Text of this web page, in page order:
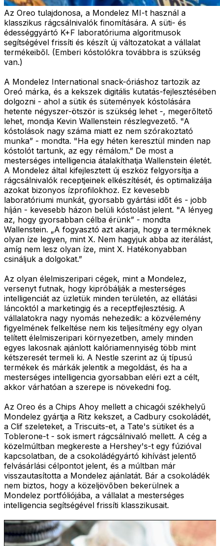
Az Oreo tulajdonosa, a Mondelez MI-t használ a
klasszikus rágcsálnivalók finomítására. A süti- és
édességgyártó K+F laboratóriuma algoritmusok
segítségével frissíti és készít új változatokat a vállalat
termékeiből. (Emberi kóstolókra továbbra is szükség
van.)
A Mondelez International snack-óriáshoz tartozik az
Oreó márka, és a kekszek digitális kutatás-fejlesztésében
dolgozni - ahol a sütik és sütemények kóstolására
hetente négyszer-ötször is szükség lehet -, megerőltető
lehet, mondja Kevin Wallenstein részlegvezető. "A
kóstolások nagy száma miatt ez nem szórakoztató
munka” - mondta. "Ha egy héten keresztül minden nap
kóstolót tartunk, az egy rémálom.” De most a
mesterséges intelligencia átalakíthatja Wallenstein életét.
A Mondelez által kifejlesztett új eszköz felgyorsítja a
rágcsálnivalók receptjeinek elkészítését, és optimalizálja
azokat bizonyos ízprofilokhoz. Ez kevesebb
laboratóriumi munkát, gyorsabb gyártási időt és - jobb
híján - kevesebb házon belüli kóstolást jelent. "A lényeg
az, hogy gyorsabban célba érünk” - mondta
Wallenstein. „A fogyasztó azt akarja, hogy a terméknek
olyan íze legyen, mint X. Nem hagyjuk abba az iterálást,
amíg nem lesz olyan íze, mint X. Hatékonyabban
csináljuk a dolgokat.”
Az olyan élelmiszeripari cégek, mint a Mondelez,
versenyt futnak, hogy kipróbálják a mesterséges
intelligenciát az üzletük minden területén, az ellátási
láncoktól a marketingig és a receptfejlesztésig. A
vállalatokra nagy nyomás nehezedik: a közvélemény
figyelmének felkeltése nem kis teljesítmény egy olyan
telített élelmiszeripari környezetben, amely minden
egyes lakosnak ajánlott kalóriamennyiség több mint
kétszeresét termeli ki. A Nestle szerint az új típusú
termékek és márkák jelentik a megoldást, és ha a
mesterséges intelligencia gyorsabban eléri ezt a célt,
akkor várhatóan a szerepe is növekedni fog.
Az Oreo és a Chips Ahoy mellett a chicagói székhelyű
Mondelez gyártja a Ritz kekszet, a Cadbury csokoládét,
a Clif szeleteket, a Triscuits-et, a Tate's sütiket és a
Toblerone-t - sok ismert rágcsálnivaló mellett. A cég a
közelmúltban megkereste a Hershey's-t egy fúzióval
kapcsolatban, de a csokoládégyártó kihívást jelentő
felvásárlási célpontot jelent, és a múltban már
visszautasította a Mondelez ajánlatát. Bár a csokoládék
nem biztos, hogy a közeljövőben bekerülnek a
Mondelez portfóliójába, a vállalat a mesterséges
intelligencia segítségével frissíti klasszikusait.